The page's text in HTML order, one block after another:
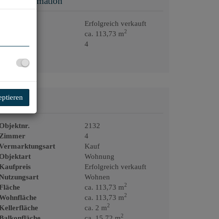
Erfolgreich verkauft
ca. 113,73 m2
4
2132
4
Kauf
Wohnung
Erfolgreich verkauft
Wohnen
ca. 113,73 m2
ca. 113,73 m2
ca. 2 m2
2